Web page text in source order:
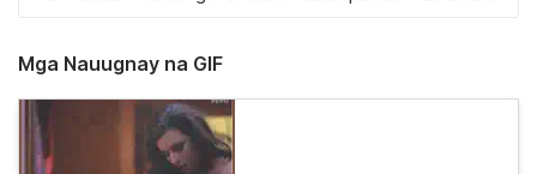
Mga Nauugnay na GIF